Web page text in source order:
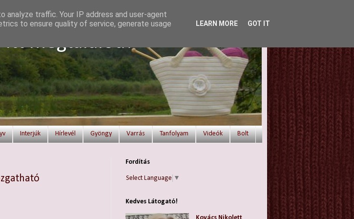
Itt megtalálod!
Interjúk Hírlevél Gyöngy Varrás Tanfolyam Videók Bolt
Fordítás
Select Language ▼
Kedves Látogató!
traffic. Your IP address and user-agent
to ensure quality of service, generate usage
LEARN MORE GOT IT